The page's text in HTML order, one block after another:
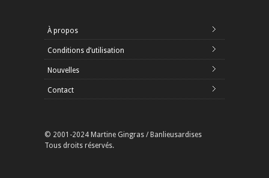
À propos
Conditions d’utilisation
Nouvelles
Contact
© 2001-2024 Martine Gingras / Banlieusardises
Tous droits réservés.